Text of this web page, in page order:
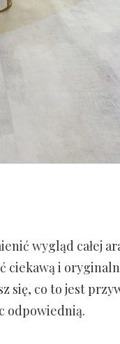
wygląd całej
i
się, co to jest
odpowiednią.